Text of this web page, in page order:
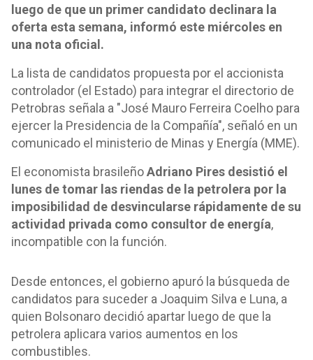
luego de que un primer candidato declinara la
oferta esta semana, informó este miércoles en
una nota oficial.
La lista de candidatos propuesta por el accionista
controlador (el Estado) para integrar el directorio de
Petrobras señala a "José Mauro Ferreira Coelho para
ejercer la Presidencia de la Compañía", señaló en un
comunicado el ministerio de Minas y Energía (MME).
El economista brasileñoAdriano Pires desistió el
lunes de tomar las riendas de la petrolera por la
imposibilidad de desvincularse rápidamente de su
actividad privada como consultor de energía,
incompatible con la función.
Desde entonces, el gobierno apuró la búsqueda de
candidatos para suceder a Joaquim Silva e Luna, a
quien Bolsonaro decidió apartar luego de que la
petrolera aplicara varios aumentos en los
combustibles.